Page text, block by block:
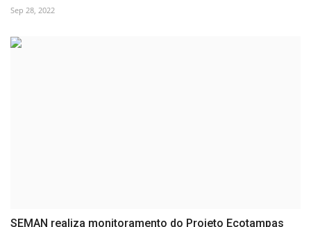
Sep 28, 2022
SEMAN realiza monitoramento do Projeto Ecotampas